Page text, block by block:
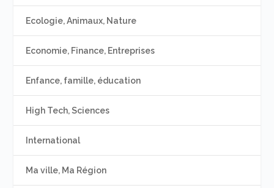
Ecologie, Animaux, Nature
Economie, Finance, Entreprises
Enfance, famille, éducation
High Tech, Sciences
International
Ma ville, Ma Région